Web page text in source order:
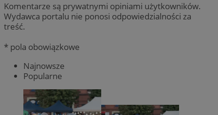
Komentarze są prywatnymi opiniami użytkowników.
Wydawca portalu nie ponosi odpowiedzialności za
treść.
* pola obowiązkowe
Najnowsze
Popularne